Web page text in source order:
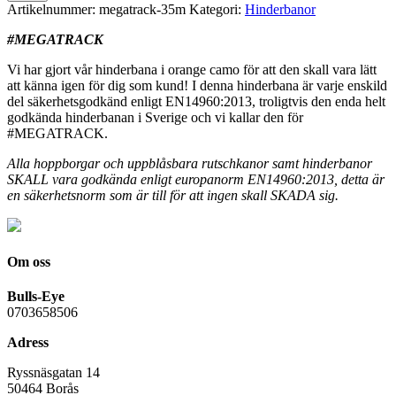
Artikelnummer: megatrack-35m Kategori: Hinderbanor
#MEGATRACK
Vi har gjort vår hinderbana i orange camo för att den skall vara lätt
att känna igen för dig som kund! I denna hinderbana är varje enskild
del säkerhetsgodkänd enligt EN14960:2013, troligtvis den enda helt
godkända hinderbanan i Sverige och vi kallar den för
#MEGATRACK.
Alla hoppborgar och uppblåsbara rutschkanor samt hinderbanor
SKALL vara godkända enligt europanorm EN14960:2013, detta är
en säkerhetsnorm som är till för att ingen skall SKADA sig.
Om oss
Bulls-Eye
0703658506
Adress
Ryssnäsgatan 14
50464 Borås